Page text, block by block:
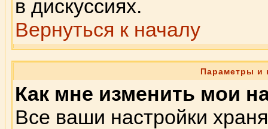
в дискуссиях.
Вернуться к началу
Параметры и
Как мне изменить мои
Все ваши настройки